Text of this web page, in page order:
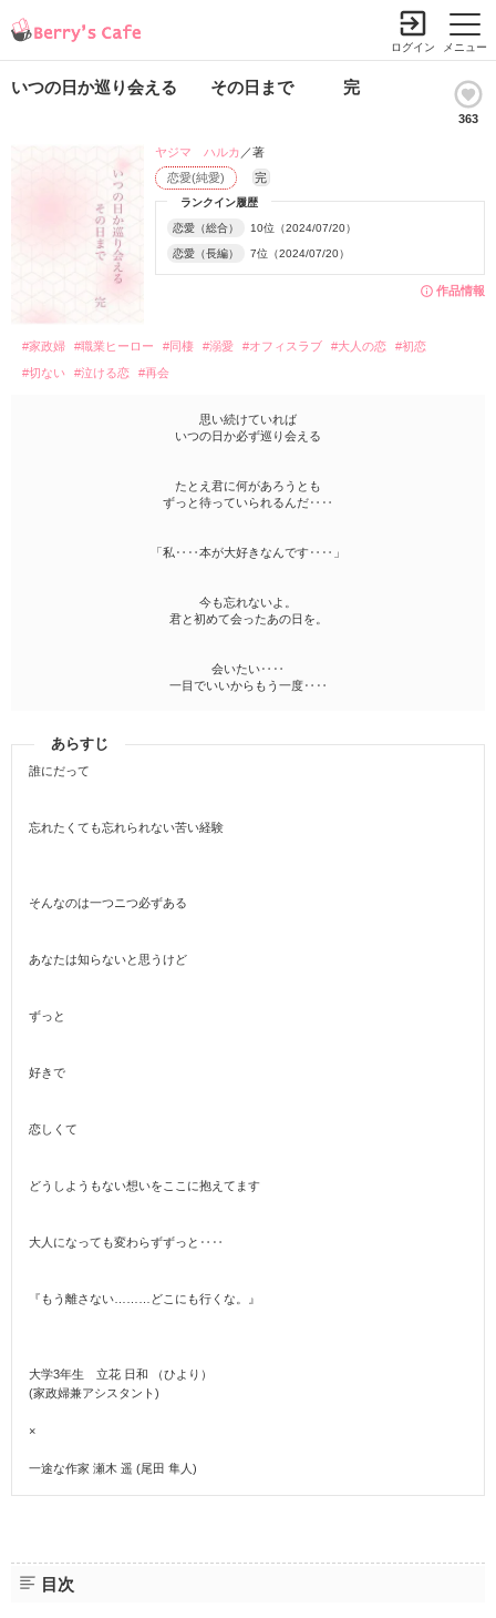
メニュー
ログイン
いつの日か巡り会える その日まで 完
363
作品情報
ランクイン履歴
恋愛（総合） 10位（2024/07/20）
恋愛（長編） 7位（2024/07/20）
恋愛(純愛) 完
ヤジマ ハルカ ／著
#家政婦 #職業ヒーロー #同棲 #溺愛 #オフィスラブ #大人の恋
#初恋
#切ない
#泣ける恋 #再会
思い続けていれば
いつの日か必ず巡り会える
たとえ君に何があろうとも
ずっと待っていられるんだ‥‥
「私‥‥本が大好きなんです‥‥」
今も忘れないよ。
君と初めて会ったあの日を。
会いたい‥‥
一目でいいからもう一度‥‥
あらすじ
誰にだって
忘れたくても忘れられない苦い経験
そんなのは一つニつ必ずある
あなたは知らないと思うけど
ずっと
好きで
恋しくて
どうしようもない想いをここに抱えてます
大人になっても変わらずずっと‥‥
『もう離さない………どこにも行くな。』
大学3年生 立花 日和 （ひより）
(家政婦兼アシスタント)
×
一途な作家 瀬木 遥 (尾田 隼人)
目次